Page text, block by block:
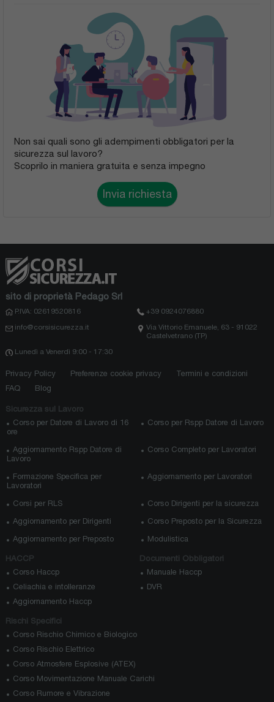
Non sai quali sono gli adempimenti obbligatori per la
sicurezza sul lavoro?
Scoprilo in maniera gratuita e senza impegno
Invia richiesta
sito di proprietà Pedago Srl
P.IVA: 02619520816
+39 0924076880
info@corsisicurezza.it
Via Vittorio Emanuele, 63 - 91022
Castelvetrano (TP)
Lunedì a Venerdì 9:00 - 17:30
Privacy Policy Preferenze cookie privacy
Termini e condizioni
FAQ
Blog
Sicurezza sul Lavoro
Corso per Datore di Lavoro di 16
ore
Corso per Rspp Datore di Lavoro
Aggiornamento Rspp Datore di
Lavoro
Corso Completo per Lavoratori
Formazione Specifica per
Lavoratori
Aggiornamento per Lavoratori
Corsi per RLS
Corso Dirigenti per la sicurezza
Aggiornamento per Dirigenti
Corso Preposto per la Sicurezza
Aggiornamento per Preposto
Modulistica
HACCP
Corso Haccp
Celiachia e intolleranze
Aggiornamento Haccp
Documenti Obbligatori
Manuale Haccp
DVR
Rischi Specifici
Corso Rischio Chimico e Biologico
Corso Rischio Elettrico
Corso Atmosfere Esplosive (ATEX)
Corso Movimentazione Manuale Carichi
Corso Rumore e Vibrazione